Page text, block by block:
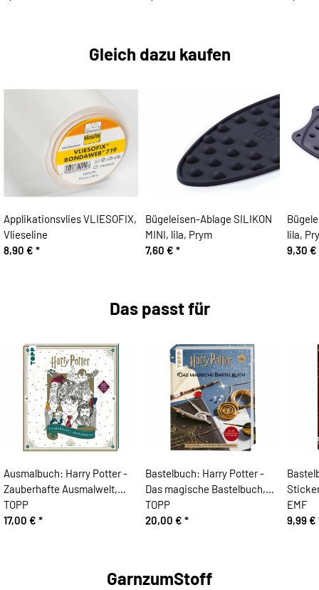
Gleich dazu kaufen
Applikationsvlies VLIESOFIX,
Vlieseline
8,90 € *
Bügeleisen-Ablage SILIKON
MINI, lila, Prym
7,60 € *
lila,
9,30 €
Das passt für
Ausmalbuch: Harry Potter -
Zauberhafte Ausmalwelt,
TOPP
17,00 € *
Bastelbuch: Harry Potter -
Das magische Bastelbuch,
TOPP
20,00 € *
EMF
9,99 €
GarnzumStoff